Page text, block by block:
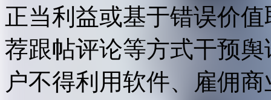
正当利益或基于错误价
荐跟帖评论等方式干预
户不得利用软件、雇佣